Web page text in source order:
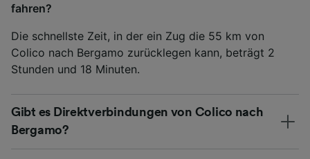
fahren?
Die schnellste Zeit, in der ein Zug die 55 km von
Colico nach Bergamo zurücklegen kann, beträgt 2
Stunden und 18 Minuten.
Gibt es Direktverbindungen von Colico nach
Bergamo?